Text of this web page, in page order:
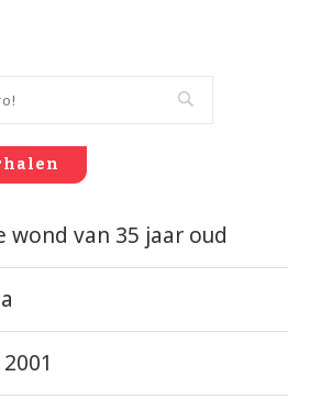
wond van 35 jaar oud